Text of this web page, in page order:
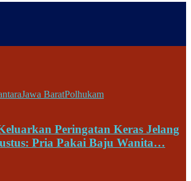
Jawa BaratPolhukam
Peringatan Keras Jelang
Pria Pakai Baju Wanita…